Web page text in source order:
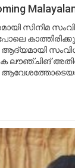
Malayalam
സിനിമ
ലൗഞ്ചിങ്